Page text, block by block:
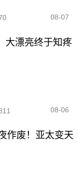
08-07
大漂亮终于知疼
08-06
作废！亚太变天